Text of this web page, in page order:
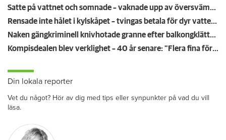
Satte på vattnet och somnade – vaknade upp av översvämning hos grannen
Rensade inte hålet i kylskåpet – tvingas betala för dyr vattenskada
Naken gängkriminell knivhotade granne efter balkongklättring
Kompisdealen blev verklighet – 40 år senare: "Flera fina fördelar med att dela bostad"
Din lokala reporter
Vet du något? Hör av dig med tips eller synpunkter på vad du vill
läsa.